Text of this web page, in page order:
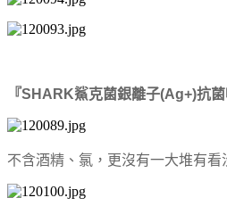
『SHARK鯊克菌銀離子(Ag+)抗菌
不含酒精、氯，更沒有一大堆有看